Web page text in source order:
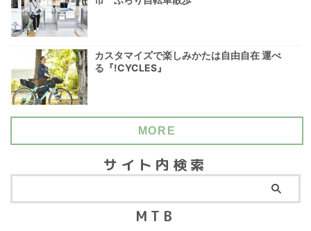
カスタマイズで楽しみかたは自由自在 運べ
る『!CYCLES』
MORE
サイト内検索
MTB